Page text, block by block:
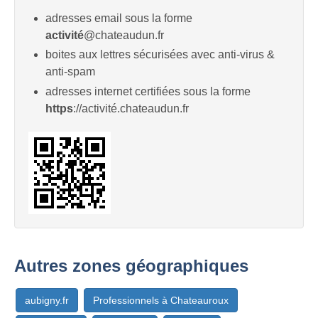
adresses email sous la forme
activité@chateaudun.fr
boites aux lettres sécurisées avec anti-virus &
anti-spam
adresses internet certifiées sous la forme
https://activité.chateaudun.fr
Autres zones géographiques
aubigny.fr Professionnels à Chateauroux